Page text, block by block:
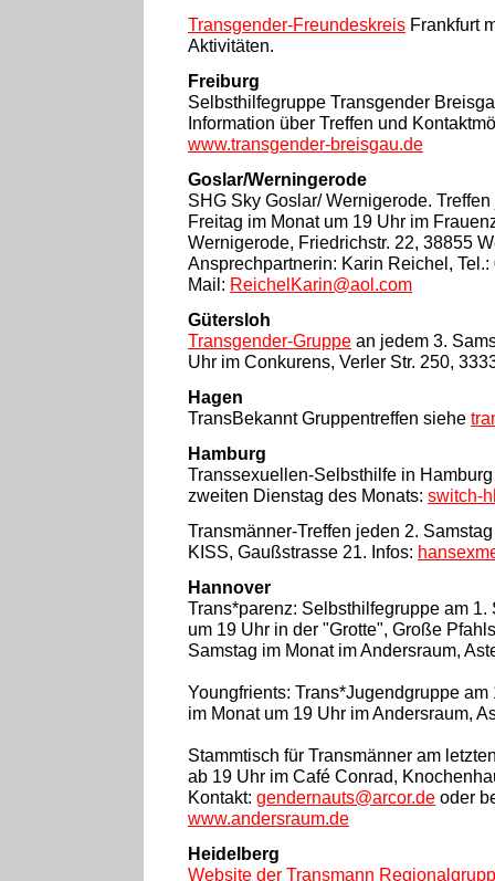
Transgender-Freundeskreis Frankfurt
Aktivitäten.
Freiburg
Selbsthilfegruppe Transgender
Information über Treffen und
www.transgender-breisgau.de
Goslar/Werningerode
SHG Sky Goslar/ Wernigerode.
Freitag im Monat um 19 Uhr im
Wernigerode, Friedrichstr. 22, 38855
Ansprechpartnerin: Karin Reichel,
Mail: ReichelKarin@aol.com
Gütersloh
Transgender-Gruppe an jedem 3.
Uhr im Conkurens, Verler Str. 250,
Hagen
TransBekannt Gruppentreffen siehe
Hamburg
Transsexuellen-Selbsthilfe in
zweiten Dienstag des Monats: switch-
Transmänner-Treffen jeden 2.
KISS, Gaußstrasse 21. Infos:
Hannover
Trans*parenz: Selbsthilfegruppe am 1.
um 19 Uhr in der "Grotte", Große
Samstag im Monat im Andersraum,
Youngfrients: Trans*Jugendgruppe am
im Monat um 19 Uhr im Andersraum,
Stammtisch für Transmänner am
ab 19 Uhr im Café Conrad,
Kontakt: gendernauts@arcor.de oder
www.andersraum.de
Heidelberg
Website der Transmann